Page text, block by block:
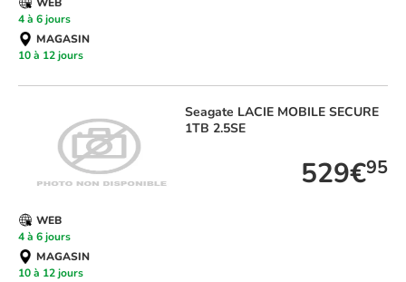
4 à 6 jours
MAGASIN
10 à 12 jours
Seagate LACIE MOBILE SECURE
1TB 2.5SE
529€95
WEB
4 à 6 jours
MAGASIN
10 à 12 jours